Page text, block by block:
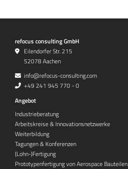
refocus consulting GmbH
Eilendorfer Str. 215
52078 Aachen
info@refocus-consulting.com
+49 241 945 770 - 0
Angebot
Industrieberatung
Arbeitskreise & Innovationsnetzwerke
Weiterbildung
Tagungen & Konferenzen
(Lohn-)Fertigung
Prototypenfertigung von Aerospace Bauteilen